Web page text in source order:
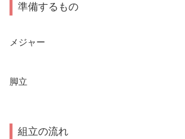
準備するもの
メジャー
脚立
組立の流れ